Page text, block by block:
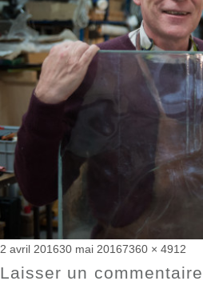
Publié
le
2 avril 201630 mai 2016Taille
réelle
7360 × 4912
Laisser un commentaire